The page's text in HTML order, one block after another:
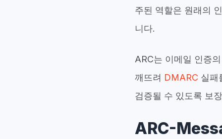
주된 역할은 원래의
니다.
ARC는 이메일 인증
깨뜨려 DMARC 실패
검증될 수 있도록 보
ARC-